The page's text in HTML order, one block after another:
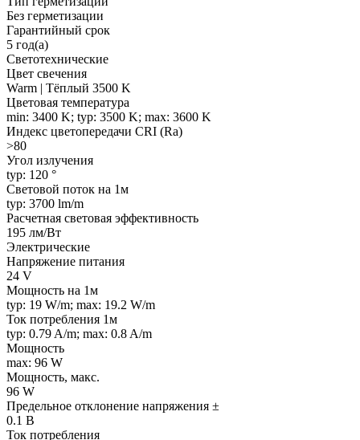
Без герметизации
Гарантийный срок
5 год(а)
Светотехнические
Цвет свечения
Warm | Тёплый 3500 K
Цветовая температура
min: 3400 K; typ: 3500 K; max: 3600 K
Индекс цветопередачи CRI (Ra)
>80
Угол излучения
typ: 120 °
Световой поток на 1м
typ: 3700 lm/m
Расчетная световая эффективность
195 лм/Вт
Электрические
Напряжение питания
24 V
Мощность на 1м
typ: 19 W/m; max: 19.2 W/m
Ток потребления 1м
typ: 0.79 A/m; max: 0.8 A/m
Мощность
max: 96 W
Мощность, макс.
96 W
Предельное отклонение напряжения ±
0.1 В
Ток потребления